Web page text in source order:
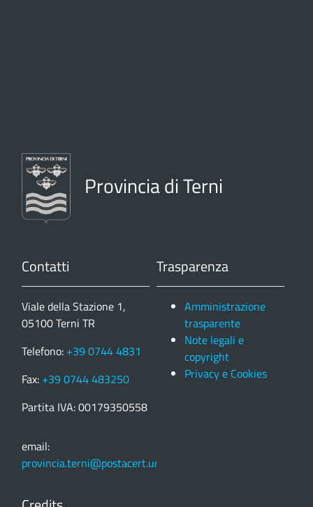
Provincia di Terni
Contatti
Viale della Stazione 1,
05100 Terni TR
Telefono: +39 0744 4831
Fax: +39 0744 483250
Partita IVA: 00179350558
email:
provincia.terni@postacert.umbria.it
Trasparenza
Amministrazione
trasparente
Note legali e
copyright
Privacy e Cookies